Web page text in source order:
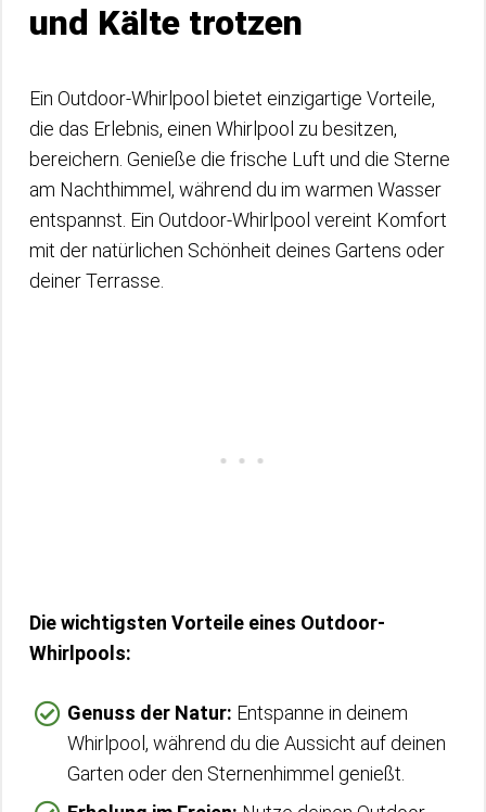
und Kälte trotzen
Ein Outdoor-Whirlpool bietet einzigartige Vorteile,
die das Erlebnis, einen Whirlpool zu besitzen,
bereichern. Genieße die frische Luft und die Sterne
am Nachthimmel, während du im warmen Wasser
entspannst. Ein Outdoor-Whirlpool vereint Komfort
mit der natürlichen Schönheit deines Gartens oder
deiner Terrasse.
Die wichtigsten Vorteile eines Outdoor-
Whirlpools:
Genuss der Natur: Entspanne in deinem
Whirlpool, während du die Aussicht auf deinen
Garten oder den Sternenhimmel genießt.